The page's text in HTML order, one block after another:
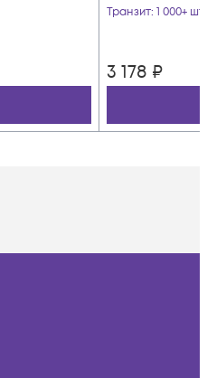
Транзит: 1 000+ шт
3 178 ₽